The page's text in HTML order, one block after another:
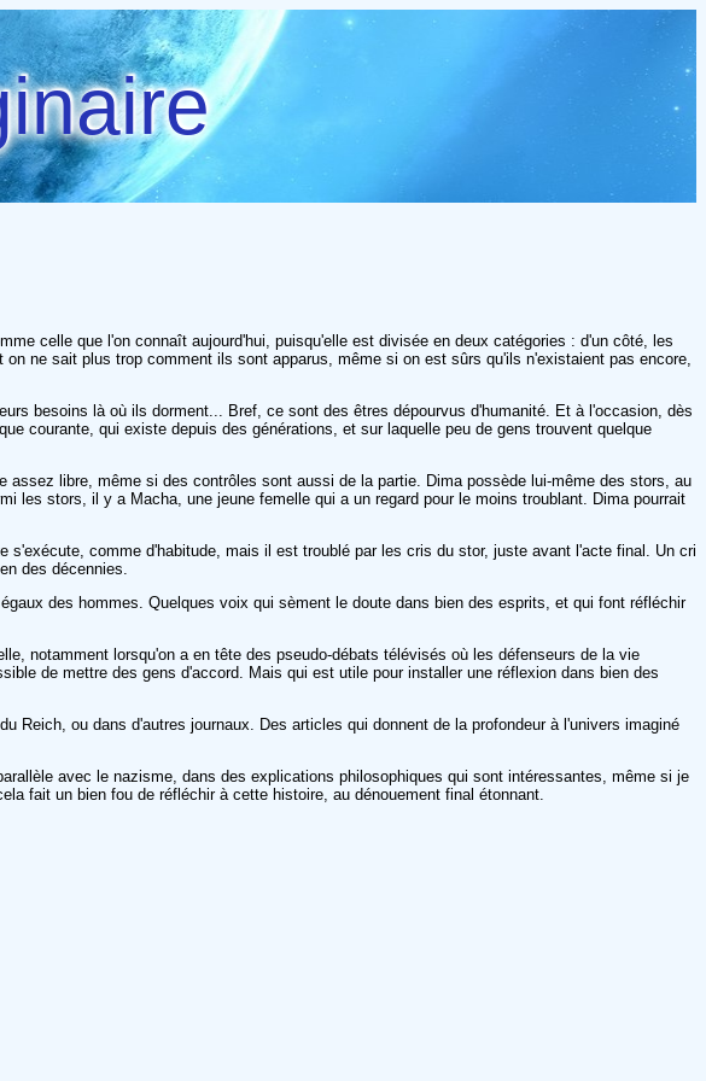
celle que l'on connaît aujourd'hui, puisqu'elle est divisée en deux catégories : d'un côté, les
ne sait plus trop comment ils sont apparus, même si on est sûrs qu'ils n'existaient pas encore,
besoins là où ils dorment... Bref, ce sont des êtres dépourvus d'humanité. Et à l'occasion, dès
courante, qui existe depuis des générations, et sur laquelle peu de gens trouvent quelque
libre, même si des contrôles sont aussi de la partie. Dima possède lui-même des stors, au
stors, il y a Macha, une jeune femelle qui a un regard pour le moins troublant. Dima pourrait
comme d'habitude, mais il est troublé par les cris du stor, juste avant l'acte final. Un cri
des décennies.
des hommes. Quelques voix qui sèment le doute dans bien des esprits, et qui font réfléchir
notamment lorsqu'on a en tête des pseudo-débats télévisés où les défenseurs de la vie
de mettre des gens d'accord. Mais qui est utile pour installer une réflexion dans bien des
Reich, ou dans d'autres journaux. Des articles qui donnent de la profondeur à l'univers imaginé
avec le nazisme, dans des explications philosophiques qui sont intéressantes, même si je
fait un bien fou de réfléchir à cette histoire, au dénouement final étonnant.